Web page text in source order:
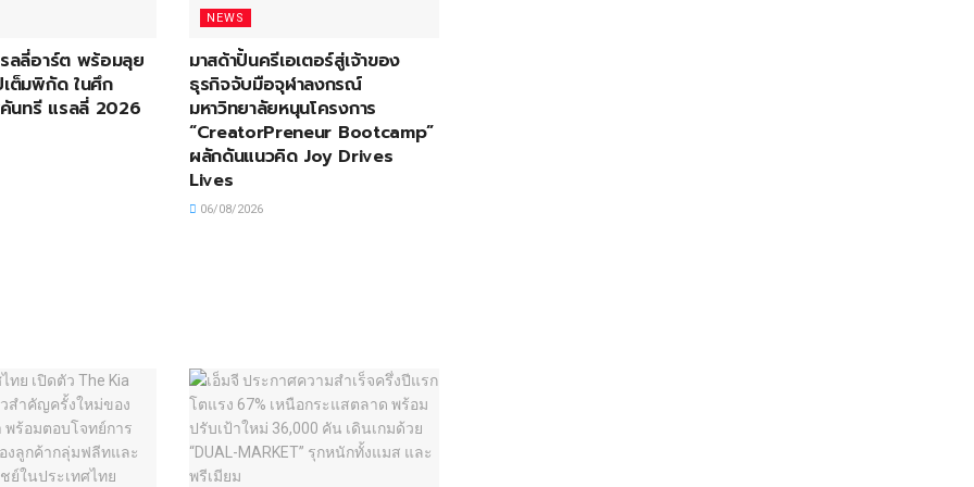
ลลี่อาร์ต พร้อมลุย
ต็มพิกัด ในศึก
นทรี แรลลี่ 2026
NEWS
มาสด้าปั้นครีเอเตอร์สู่เจ้าของ
ธุรกิจจับมือจุฬาลงกรณ์
มหาวิทยาลัยหนุนโครงการ
“CreatorPreneur Bootcamp”
ผลักดันแนวคิด Joy Drives
Lives
06/08/2026